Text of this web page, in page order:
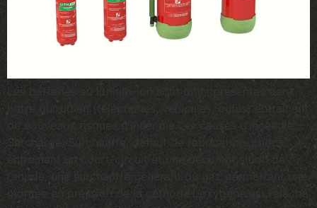
Les batteries au lithium-ion sont omni présentes dans
notre quotidien (téléphones, véhicules, outils) entrainant
de nouveaux risques d’incendie.Les causes d’incendie –
Surcharge, Surchauffe, défaut de fabrication, chocs
entrainant un court-circuit et une décomposition de
l’anode, une surchauffe générant du gaz permettant une
montée en pression de la cathode.L’oxygène est relâché